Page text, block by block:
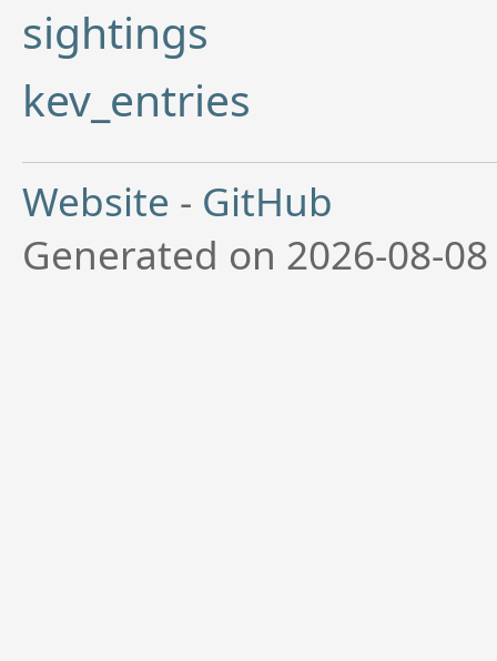
sightings
kev_entries
Website - GitHub
Generated on 2026-08-